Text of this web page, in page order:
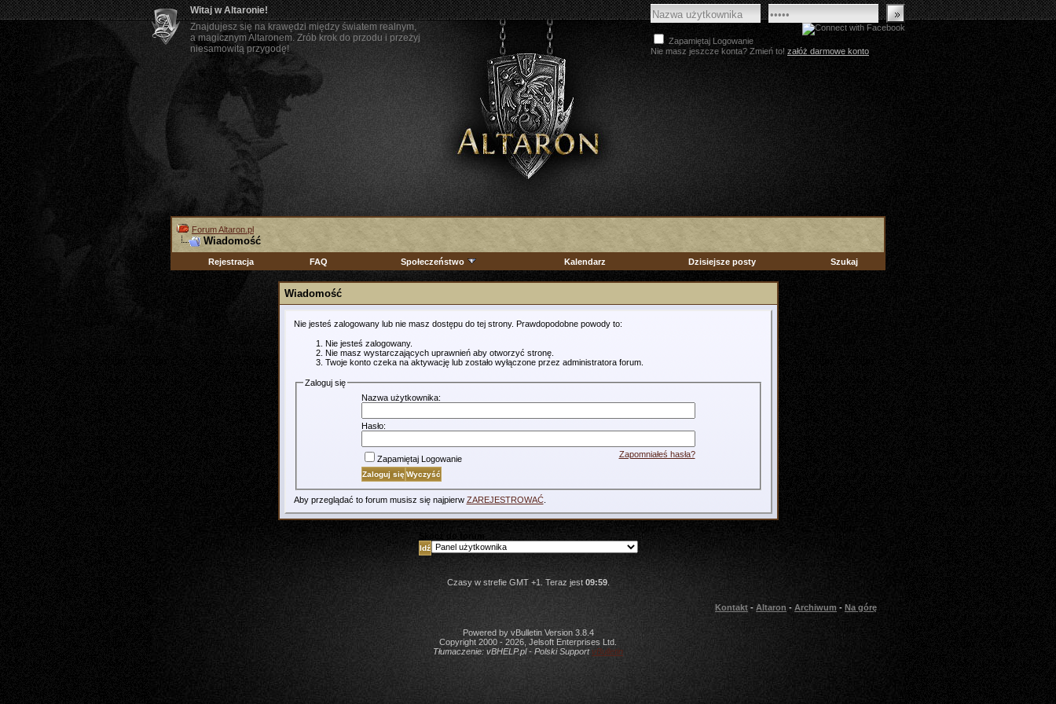
Witaj w Altaronie!
Znajdujesz się na krawędzi między światem realnym,
a magicznym Altaronem. Zrób krok do przodu i przeżyj
niesamowitą przygodę!
Zapamiętaj Logowanie
Nie masz jeszcze konta? Zmień to! załóż darmowe konto
Forum Altaron.pl
Wiadomość
Rejestracja FAQ Społeczeństwo Kalendarz Dzisiejsze posty Szukaj
Wiadomość
Nie jesteś zalogowany lub nie masz dostępu do tej strony. Prawdopodobne powody to:
Nie jesteś zalogowany.
Nie masz wystarczających uprawnień aby otworzyć stronę.
Twoje konto czeka na aktywację lub zostało wyłączone przez administratora forum.
Zaloguj się
Nazwa użytkownika:
Hasło:
Zapomniałeś hasła?
Zapamiętaj Logowanie
Aby przeglądać to forum musisz się najpierw ZAREJESTROWAĆ.
Skocz do forum
Czasy w strefie GMT +1. Teraz jest09:59.
Kontakt - Altaron - Archiwum - Na górę
Powered by vBulletin Version 3.8.4
Copyright 2000 - 2026, Jelsoft Enterprises Ltd.
Tłumaczenie: vBHELP.pl - Polski Support vBulletin